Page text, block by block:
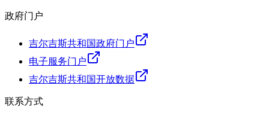
政府门户
吉尔吉斯共和国政府门户
电子服务门户
吉尔吉斯共和国开放数据
联系方式